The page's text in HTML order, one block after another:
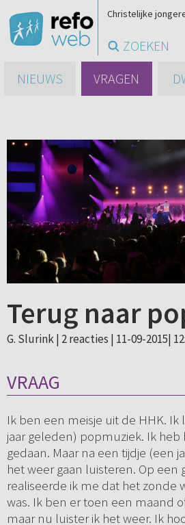
Christelijke
ZOEKEN
NIEUWS
VRAGEN
Terug naar
G. Slurink | 2 reacties | 11-09-2015|
VRAAG
Ik ben een meisje uit de HHK. Ik
jaar geleden) popmuziek. Ik
gedaan. Maar na een tijdje (een
het weer gaan luisteren. Op
realiseerde ik me dat het zonde
was. Ik ben er toen een maand
maar nu luister ik het weer. Ik